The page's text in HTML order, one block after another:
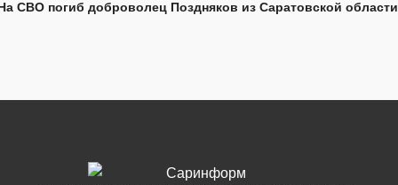
СВО погиб доброволец Поздняков из Саратовской области